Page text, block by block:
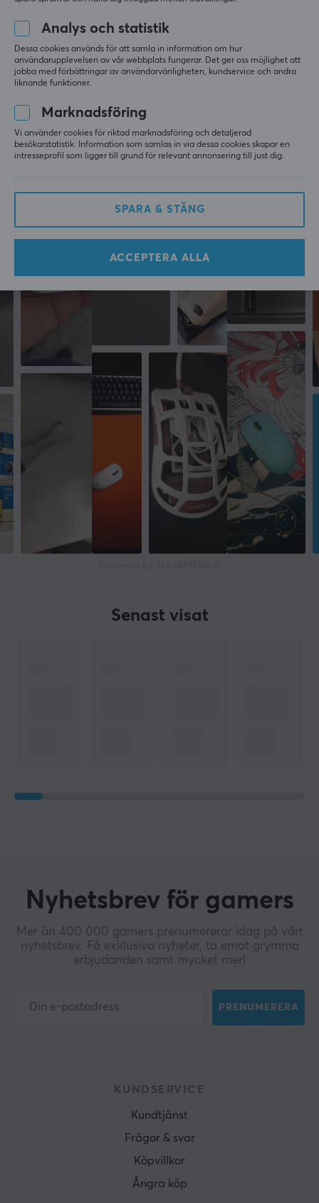
GARANTI
Producentens garanti
2 års garanti
MÅTT & VIKT
Bredd
78.5 mm
Djup
Funkar kanon 👍🏻 8 ms i ping och max hastighet
TP-Link Archer TX20E AX1800 Wi-Fi 6 - Bluetooth 5.2 PCIe Adapter
0 likes
Mer från vårt Community
Senast visat
Nyhetsbrev för gamers
Mer än 400 000 gamers prenumererar idag på vårt
nyhetsbrev. Få exklusiva nyheter, ta emot grymma
erbjudanden samt mycket mer!
PRENUMERERA
KUNDSERVICE
Kundtjänst
Frågor & svar
Köpvillkor
Ångra köp
Analys och statistik
Dessa cookies används för att samla in information om hur
användarupplevelsen av vår webbplats fungerar. Det ger oss möjlighet att
jobba med förbättringar av användarvänligheten, kundservice och andra
liknande funktioner.
Marknadsföring
Vi använder cookies för riktad marknadsföring och detaljerad
besökarstatistik. Information som samlas in via dessa cookies skapar en
intresseprofil som ligger till grund för relevant annonsering till just dig.
SPARA & STÄNG
ACCEPTERA ALLA